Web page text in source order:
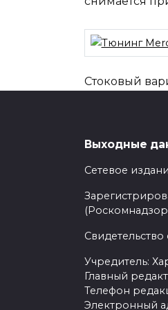
Стоковый
В G-Power
алюминия.
255/35R21 и
g-power
Выходные
Сетевое
Учредитель:
Главный
Телефон
Электронный